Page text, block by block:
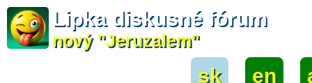
Lipka diskusné fórum
nový "Jeruzalem"
sk en